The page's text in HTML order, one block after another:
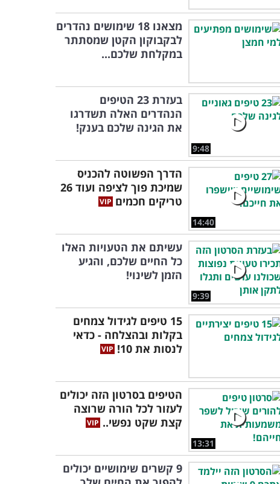
מצאנו 18 שימושים נהדרים
לבקבוקון הקטן שמסתתר
במקלחת שלכם...
9:48
בעזרת 23 הטיפים
הנהדרים האלה תשדרגו
את הגינה שלכם בענק!
14:40
הדרך הפשוטה להכניס
שמיכת פוך לציפה ועוד 26
טריקים חכמים
9:39
עשיתם את הטעויות האלו
כל החיים שלכם, והגיע
הזמן לשינוי!
15 טיפים לגידול צמחים
בקלות ובהצלחה - כדאי
לנסות את 10!
13:31
הטיפים בסרטון הזה יכולים
לעזור לכל הורה שרוצה
קצת שקט נפשי..
9 קשרים שימושיים יכולים